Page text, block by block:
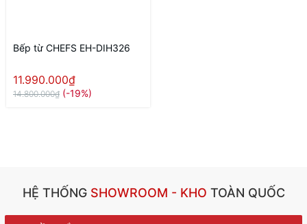
Bếp từ CHEFS EH-DIH326
11.990.000₫
14.800.000₫ (-19%)
HỆ THỐNGSHOWROOM - KHO TOÀN QUỐC